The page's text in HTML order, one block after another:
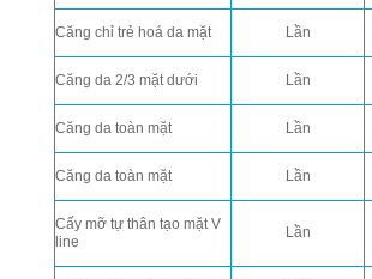
Căng chỉ trẻ hoá da mặt Lần
Căng da 2/3 mặt dưới Lần
Căng da toàn mặt Lần
Căng da toàn mặt Lần
Cấy mỡ tự thân tạo mặt V
line
Lần